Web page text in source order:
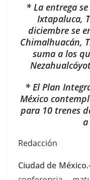
* La entrega
Ixtapaluca,
diciembre se
Chimalhuacán,
suma a los
* El Plan
México
para 10 trenes
Redacción
Ciudad de